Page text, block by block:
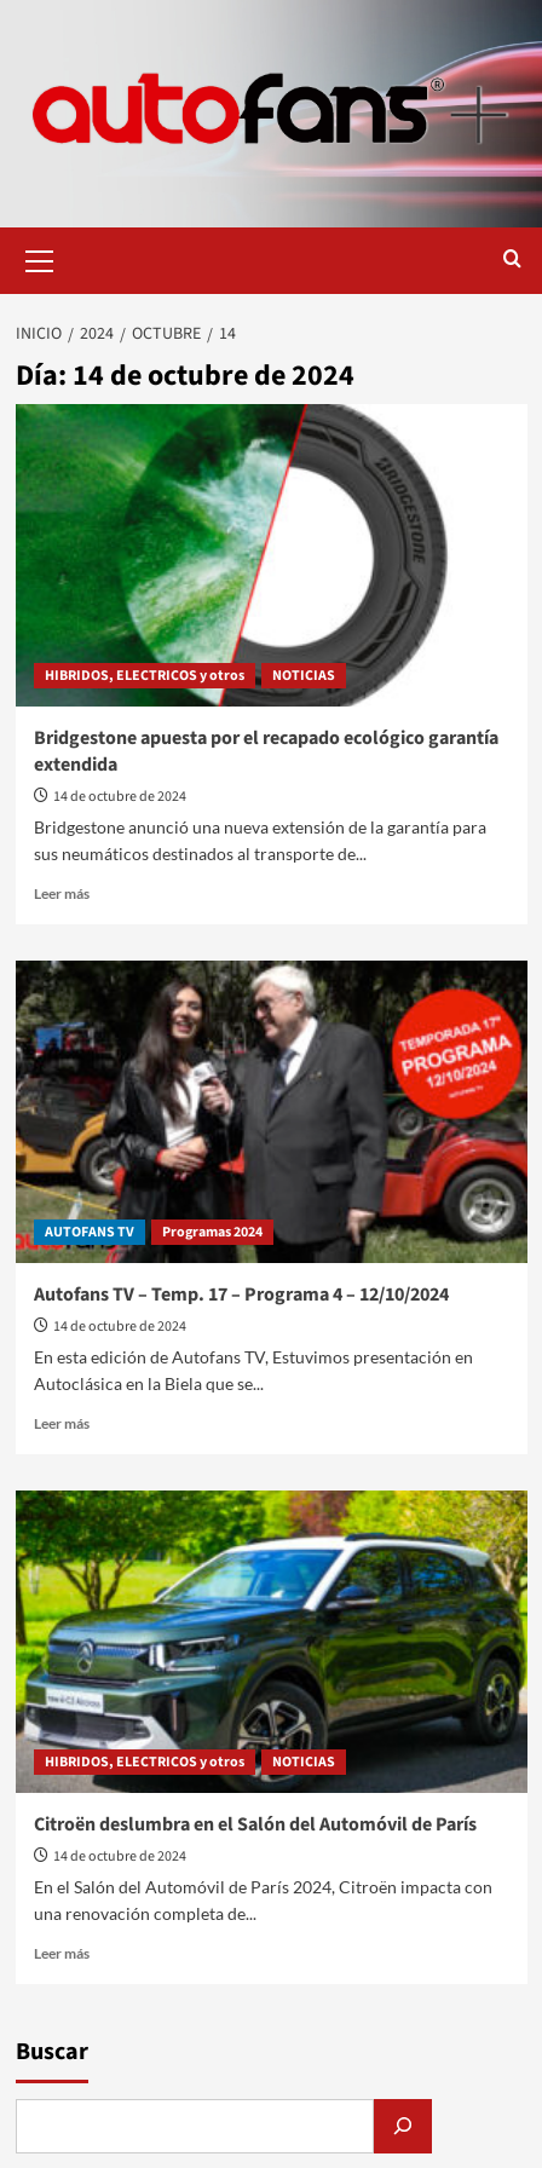
primario
INICIO 2024 OCTUBRE 14
Día: 14 de octubre de 2024
HIBRIDOS, ELECTRICOS y otros NOTICIAS
Bridgestone apuesta por el recapado ecológico garantía
extendida
14 de octubre de 2024
Bridgestone anunció una nueva extensión de la garantía para
sus neumáticos destinados al transporte de...
Leer másLeer
Bridgestone
apuesta
el
recapado
ecológico
garantía
extendida
AUTOFANS TV Programas 2024
Autofans TV – Temp. 17 – Programa 4 – 12/10/2024
14 de octubre de 2024
En esta edición de Autofans TV, Estuvimos presentación en
Autoclásica en la Biela que se...
Leer másLeer
Autofans
TV
–
Temp.
17
–
Programa
4
–
12/10/2024
HIBRIDOS, ELECTRICOS y otros NOTICIAS
Citroën deslumbra en el Salón del Automóvil de París
14 de octubre de 2024
En el Salón del Automóvil de París 2024, Citroën impacta con
una renovación completa de...
Leer másLeer
el
Automóvil
Buscar